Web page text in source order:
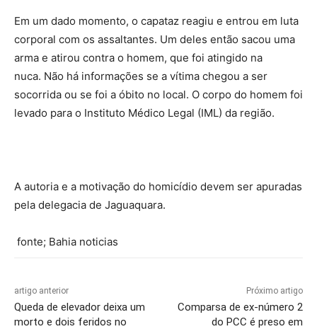
Em um dado momento, o capataz reagiu e entrou em luta
corporal com os assaltantes. Um deles então sacou uma
arma e atirou contra o homem, que foi atingido na
nuca. Não há informações se a vítima chegou a ser
socorrida ou se foi a óbito no local. O corpo do homem foi
levado para o Instituto Médico Legal (IML) da região.
A autoria e a motivação do homicídio devem ser apuradas
pela delegacia de Jaguaquara.
fonte; Bahia noticias
artigo anterior
Queda de elevador deixa um
morto e dois feridos no
Próximo artigo
Comparsa de ex-número 2
do PCC é preso em